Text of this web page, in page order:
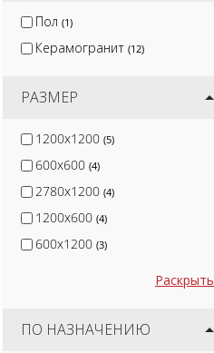
Atlas Concorde (Италия)
Marazzi Italy
Пол (1)
Керамогранит (12)
РАЗМЕР
1200x1200 (5)
600x600 (4)
2780x1200 (4)
1200x600 (4)
600x1200 (3)
Раскрыть
ПО НАЗНАЧЕНИЮ